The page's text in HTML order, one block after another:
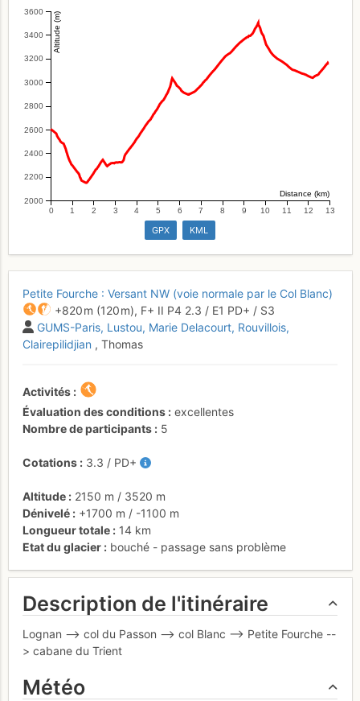
2000
2200
2400
2600
2800
3000
3200
3400
3600 Altitude (m)
0 1 2 3 4 5 6 7 8 9 10 11 12 13
Distance (km)
GPX KML
Petite Fourche : Versant NW (voie normale par le Col Blanc)
+820 m (120 m), F+ II P4 2.3 / E1 PD+ / S3
GUMS-Paris Lustou Marie Delacourt Rouvillois
Clairepilidjian , Thomas
Activités
Évaluation des conditions
excellentes
Nombre de participants
5
Cotations 3.3 / PD+
Altitude 2150 m / 3520 m
Dénivelé
+1700 m / -1100 m
Longueur totale
14 km
Etat du glacier
bouché - passage sans problème
Description de l'itinéraire
Lognan --> col du Passon --> col Blanc --> Petite Fourche --
> cabane du Trient
Météo